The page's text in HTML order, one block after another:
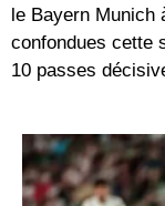
le Bayern Munich
confondues cette
10 passes